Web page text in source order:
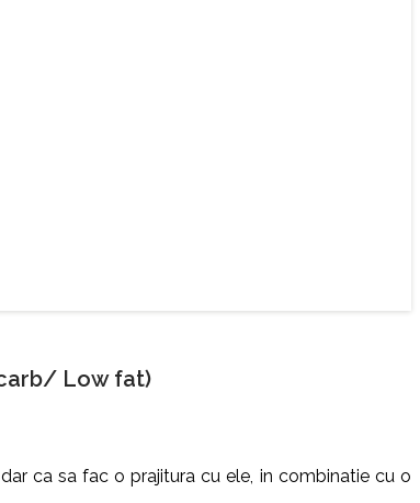
carb/ Low fat)
ca sa fac o prajitura cu ele, in combinatie cu o